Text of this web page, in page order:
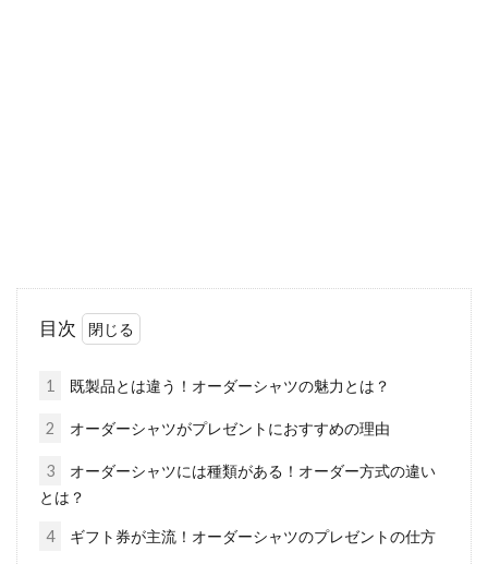
デニムにサイドゴアブーツを合わせ
目次
1 既製品とは違う！オーダーシャツの魅力とは？
2 オーダーシャツがプレゼントにおすすめの理由
3
オーダーシャツには種類がある！オーダー方式の違い
とは？
4 ギフト券が主流！オーダーシャツのプレゼントの仕方